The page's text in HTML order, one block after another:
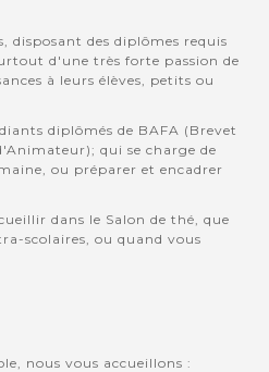
disposant des diplômes requis
d'une très forte passion de
à leurs élèves, petits ou
diplômés de BAFA (Brevet
qui se charge de
ou préparer et encadrer
dans le Salon de thé, que
scolaires, ou quand vous
nous vous accueillons :